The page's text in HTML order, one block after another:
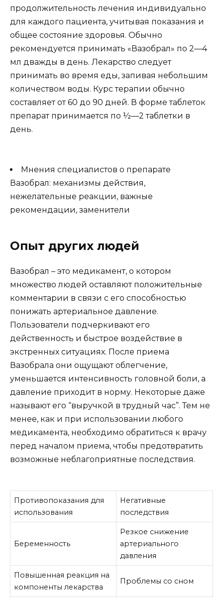
продолжительность лечения индивидуально
для каждого пациента, учитывая показания и
общее состояние здоровья. Обычно
рекомендуется принимать «Вазобрал» по 2—4
мл дважды в день. Лекарство следует
принимать во время еды, запивая небольшим
количеством воды. Курс терапии обычно
составляет от 60 до 90 дней. В форме таблеток
препарат принимается по ½—2 таблетки в
день.
Мнения специалистов о препарате
Вазобрал: механизмы действия,
нежелательные реакции, важные
рекомендации, заменители
Опыт других людей
Вазобрал – это медикамент, о котором
множество людей оставляют положительные
комментарии в связи с его способностью
понижать артериальное давление.
Пользователи подчеркивают его
действенность и быстрое воздействие в
экстренных ситуациях. После приема
Вазобрала они ощущают облегчение,
уменьшается интенсивность головной боли, а
давление приходит в норму. Некоторые даже
называют его “выручкой в трудный час”. Тем не
менее, как и при использовании любого
медикамента, необходимо обратиться к врачу
перед началом приема, чтобы предотвратить
возможные неблагоприятные последствия.
Противопоказания для
использования
Негативные
последствия
Беременность
Резкое снижение
артериального
давления
Повышенная реакция на
компоненты лекарства
Проблемы со сном